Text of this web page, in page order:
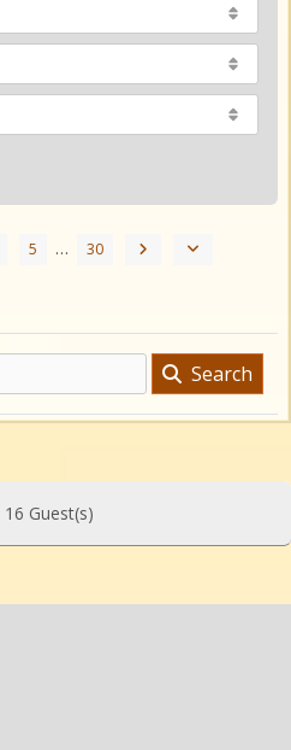
5 … 30
Search
16 Guest(s)